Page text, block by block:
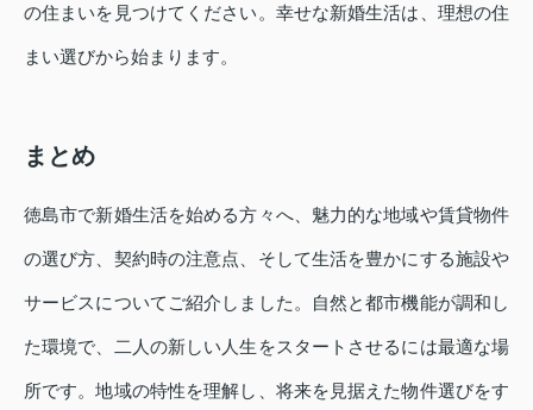
の住まいを見つけてください。幸せな新婚生活は、理想の住
まい選びから始まります。
まとめ
徳島市で新婚生活を始める方々へ、魅力的な地域や賃貸物件
の選び方、契約時の注意点、そして生活を豊かにする施設や
サービスについてご紹介しました。自然と都市機能が調和し
た環境で、二人の新しい人生をスタートさせるには最適な場
所です。地域の特性を理解し、将来を見据えた物件選びをす